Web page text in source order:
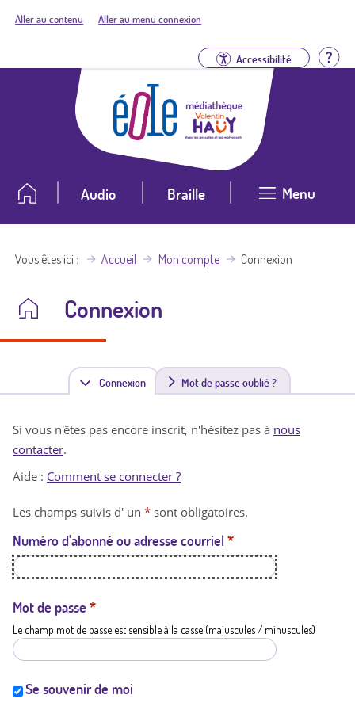
Aller au contenu Aller au menu connexion
Accessibilité
Audio Braille Menu
Vous êtes ici Accueil Mon compte Connexion
Connexion
Connexion(
n
t
a
t
i
Mot de passe oublié ?
Si vous n'êtes pas encore inscrit, n'hésitez pas à nous
contacter.
Aide : Comment se connecter ?
Les champs suivis d' un * sont obligatoires.
Numéro d'abonné ou adresse courriel *
Mot de passe *
Le champ mot de passe est sensible à la casse (majuscules / minuscules)
Se souvenir de moi